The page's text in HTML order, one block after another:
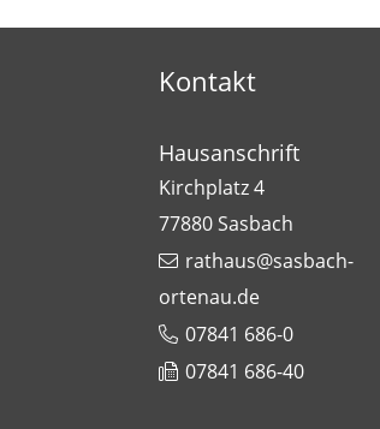
Kontakt
Hausanschrift
Kirchplatz 4
77880Sasbach
rathaus@sasbach-
ortenau.de
07841 686-0
07841 686-40